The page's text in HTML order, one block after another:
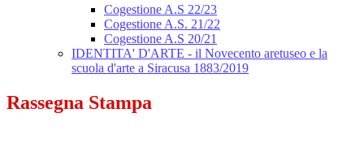
Cogestione A.S 22/23
Cogestione A.S. 21/22
Cogestione A.S 20/21
IDENTITA' D'ARTE - il Novecento aretuseo e la
scuola d'arte a Siracusa 1883/2019
Rassegna Stampa